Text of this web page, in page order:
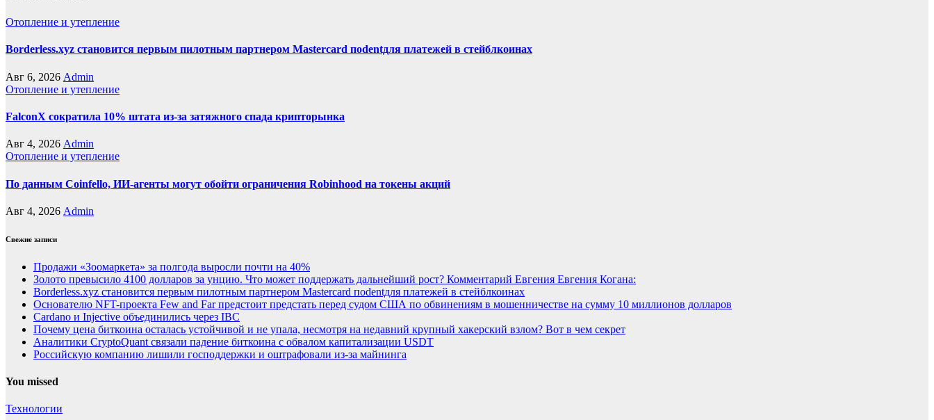
Отопление и утепление
Borderless.xyz становится первым пилотным партнером Mastercard поdentдля платежей в стейблкоинах
Авг 6, 2026 Admin
Отопление и утепление
FalconX сократила 10% штата из-за затяжного спада крипторынка
Авг 4, 2026 Admin
Отопление и утепление
По данным Coinfello, ИИ-агенты могут обойти ограничения Robinhood на токены акций
Авг 4, 2026 Admin
Свежие записи
Продажи «Зоомаркета» за полгода выросли почти на 40%
Золото превысило 4100 долларов за унцию. Что может поддержать дальнейший рост? Комментарий Евгения Евгения Когана:
Borderless.xyz становится первым пилотным партнером Mastercard поdentдля платежей в стейблкоинах
Основателю NFT-проекта Few and Far предстоит предстать перед судом США по обвинениям в мошенничестве на сумму 10 миллионов долларов
Cardano и Injective объединились через IBC
Почему цена биткоина осталась устойчивой и не упала, несмотря на недавний крупный хакерский взлом? Вот в чем секрет
Аналитики CryptoQuant связали падение биткоина с обвалом капитализации USDT
Российскую компанию лишили господдержки и оштрафовали из-за майнинга
You missed
Технологии